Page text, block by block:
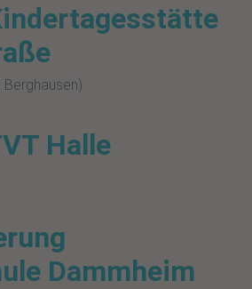
Halle
Dammheim